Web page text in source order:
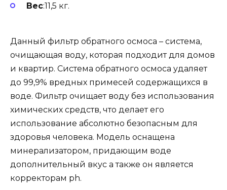
Вес:11,5 кг.
Данный фильтр обратного осмоса – система,
очищающая воду, которая подходит для домов
и квартир. Система обратного осмоса удаляет
до 99,9% вредных примесей содержащихся в
воде. Фильтр очищает воду без использования
химических средств, что делает его
использование абсолютно безопасным для
здоровья человека. Модель оснащена
минерализатором, придающим воде
дополнительный вкус а также он является
корректорам ph.